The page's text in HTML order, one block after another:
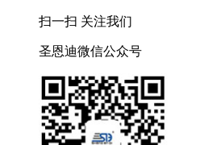
扫一扫 关注我们
圣恩迪微信公众号